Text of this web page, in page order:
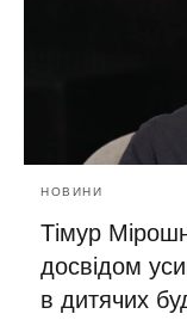
НОВИНИ
Тімур
досвідом
в дитячих